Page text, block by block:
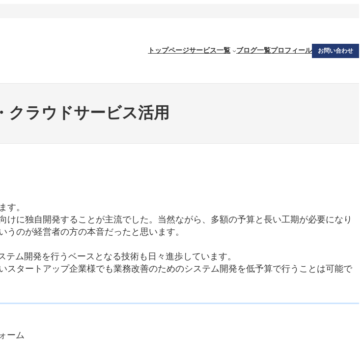
トップページサービス一覧 ブログ一覧プロフィール お問い合わせ
クラウドサービス活用
す。
に独自開発することが主流でした。当然ながら、多額の予算と長い工期が必要になり
のが経営者の方の本音だったと思います。
ム開発を行うベースとなる技術も日々進歩しています。
タートアップ企業様でも業務改善のためのシステム開発を低予算で行うことは可能で
ーム